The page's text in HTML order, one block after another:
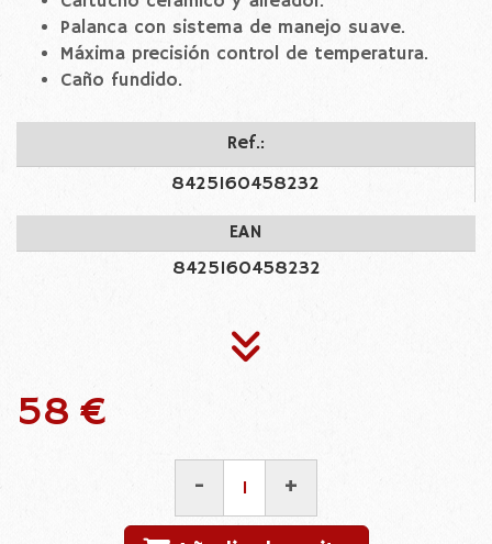
Palanca con sistema de manejo suave.
Máxima precisión control de temperatura.
Caño fundido.
Ref.:
8425160458232
EAN
8425160458232
58 €
- +